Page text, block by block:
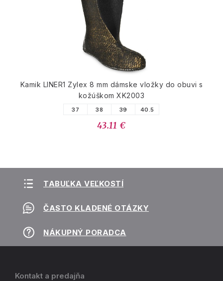
Kamik LINER1 Zylex 8 mm dámske vložky do obuvi s
kožúškom XK2003
37 38 39 40.5
43.11 €
TABUĽKA VEĽKOSTÍ
ČASTO KLADENÉ OTÁZKY
NÁKUPNÝ PORADCA
Kontakt a predajňa